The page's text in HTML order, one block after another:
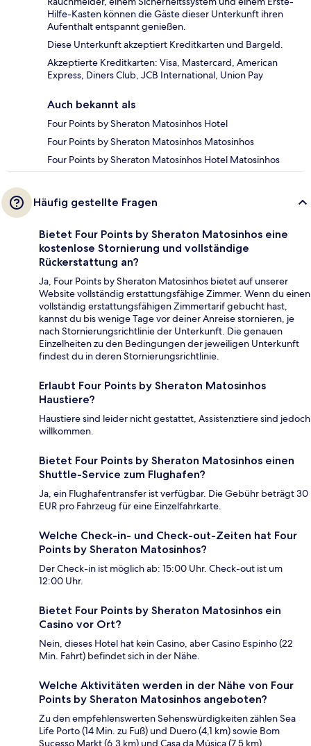
Hilfe-Kasten können die Gäste dieser Unterkunft ihren
Aufenthalt entspannt genießen.
Diese Unterkunft akzeptiert Kreditkarten und Bargeld.
Akzeptierte Kreditkarten: Visa, Mastercard, American
Express, Diners Club, JCB International, Union Pay
Auch bekannt als
Four Points by Sheraton Matosinhos Hotel
Four Points by Sheraton Matosinhos Matosinhos
Four Points by Sheraton Matosinhos Hotel Matosinhos
Häufig gestellte Fragen
Bietet Four Points by Sheraton Matosinhos eine
kostenlose Stornierung und vollständige
Rückerstattung an?
Ja, Four Points by Sheraton Matosinhos bietet auf unserer
Website vollständig erstattungsfähige Zimmer. Wenn du einen
vollständig erstattungsfähigen Zimmertarif gebucht hast,
kannst du bis wenige Tage vor deiner Anreise stornieren, je
nach Stornierungsrichtlinie der Unterkunft. Die genauen
Einzelheiten zu den Bedingungen der jeweiligen Unterkunft
findest du in deren Stornierungsrichtlinie.
Erlaubt Four Points by Sheraton Matosinhos
Haustiere?
Haustiere sind leider nicht gestattet, Assistenztiere sind jedoch
willkommen.
Bietet Four Points by Sheraton Matosinhos einen
Shuttle-Service zum Flughafen?
Ja, ein Flughafentransfer ist verfügbar. Die Gebühr beträgt 30
EUR pro Fahrzeug für eine Einzelfahrkarte.
Welche Check-in- und Check-out-Zeiten hat Four
Points by Sheraton Matosinhos?
Der Check-in ist möglich ab: 15:00 Uhr. Check-out ist um
12:00 Uhr.
Bietet Four Points by Sheraton Matosinhos ein
Casino vor Ort?
Nein, dieses Hotel hat kein Casino, aber Casino Espinho (22
Min. Fahrt) befindet sich in der Nähe.
Welche Aktivitäten werden in der Nähe von Four
Points by Sheraton Matosinhos angeboten?
Zu den empfehlenswerten Sehenswürdigkeiten zählen Sea
Life Porto (14 Min. zu Fuß) und Duero (4,1 km) sowie Bom
Sucesso Markt (6,3 km) und Casa da Música (7,5 km).